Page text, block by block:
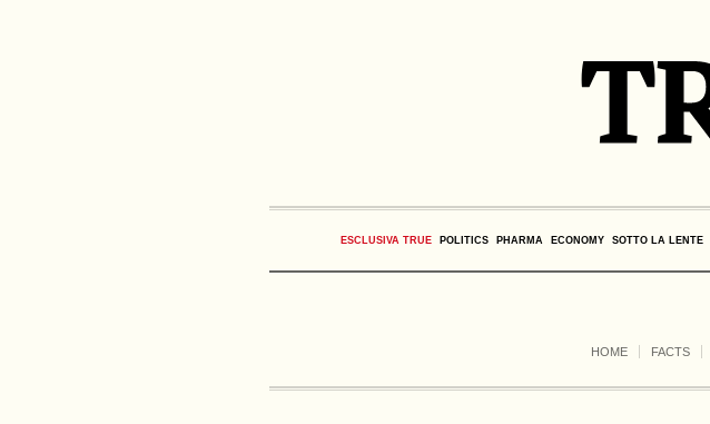
ESCLUSIVA TRUE POLITICS PHARMA ECONOMY SOTTO LA LENTE
HOME FACTS